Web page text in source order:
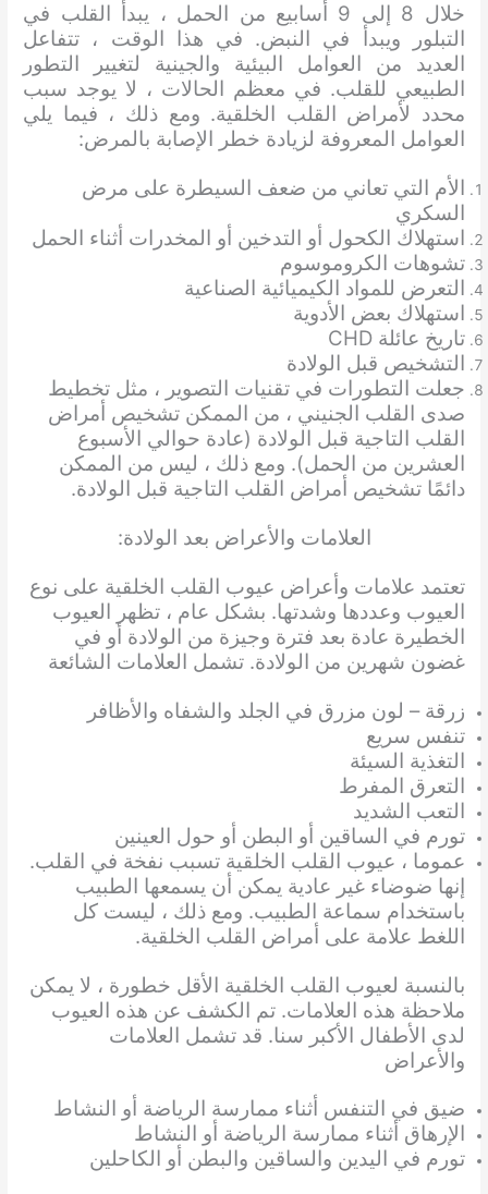
خلال 8 إلى 9 أسابيع من الحمل ، يبدأ القلب في
التبلور ويبدأ في النبض. في هذا الوقت ، تتفاعل
العديد من العوامل البيئية والجينية لتغيير التطور
الطبيعي للقلب. في معظم الحالات ، لا يوجد سبب
محدد لأمراض القلب الخلقية. ومع ذلك ، فيما يلي
العوامل المعروفة لزيادة خطر الإصابة بالمرض:
الأم التي تعاني من ضعف السيطرة على مرض
السكري
استهلاك الكحول أو التدخين أو المخدرات أثناء الحمل
تشوهات الكروموسوم
التعرض للمواد الكيميائية الصناعية
استهلاك بعض الأدوية
تاريخ عائلة CHD
التشخيص قبل الولادة
جعلت التطورات في تقنيات التصوير ، مثل تخطيط
صدى القلب الجنيني ، من الممكن تشخيص أمراض
القلب التاجية قبل الولادة (عادة حوالي الأسبوع
العشرين من الحمل). ومع ذلك ، ليس من الممكن
دائمًا تشخيص أمراض القلب التاجية قبل الولادة.
العلامات والأعراض بعد الولادة:
تعتمد علامات وأعراض عيوب القلب الخلقية على نوع
العيوب وعددها وشدتها. بشكل عام ، تظهر العيوب
الخطيرة عادة بعد فترة وجيزة من الولادة أو في
غضون شهرين من الولادة. تشمل العلامات الشائعة
زرقة – لون مزرق في الجلد والشفاه والأظافر
تنفس سريع
التغذية السيئة
التعرق المفرط
التعب الشديد
تورم في الساقين أو البطن أو حول العينين
عموما ، عيوب القلب الخلقية تسبب نفخة في القلب.
إنها ضوضاء غير عادية يمكن أن يسمعها الطبيب
باستخدام سماعة الطبيب. ومع ذلك ، ليست كل
اللغط علامة على أمراض القلب الخلقية.
بالنسبة لعيوب القلب الخلقية الأقل خطورة ، لا يمكن
ملاحظة هذه العلامات. تم الكشف عن هذه العيوب
لدى الأطفال الأكبر سنا. قد تشمل العلامات
والأعراض
ضيق في التنفس أثناء ممارسة الرياضة أو النشاط
الإرهاق أثناء ممارسة الرياضة أو النشاط
تورم في اليدين والساقين والبطن أو الكاحلين